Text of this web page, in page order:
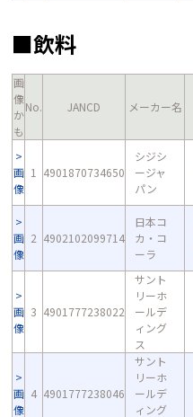
■飲料
画
像
か
も
No. JANCD メーカー名
画
像
1 4901870734650
シジシ
ージャ
パン
画
像
2 4902102099714
日本コ
カ・コ
ーラ
画
像
3 4901777238022
サント
リーホ
ールデ
ィング
ス
画
像
4 4901777238046
サント
リーホ
ールデ
ィング